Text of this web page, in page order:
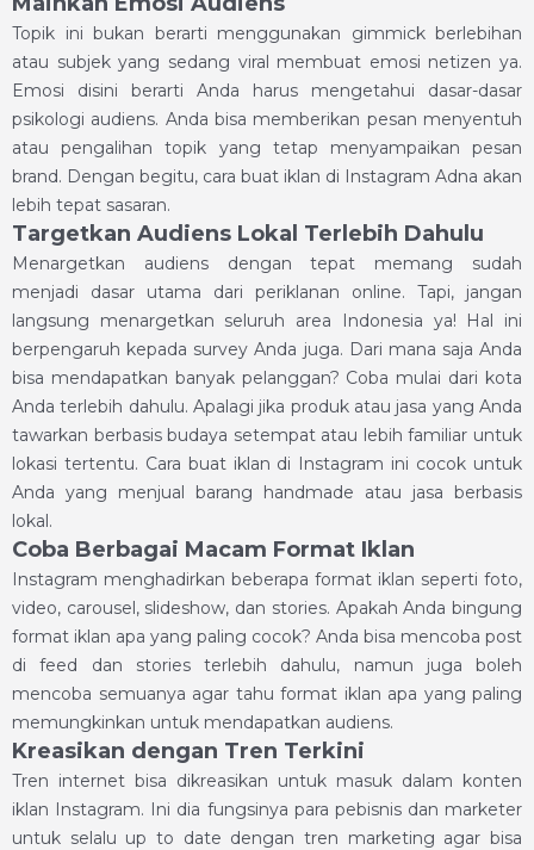
Topik ini bukan berarti menggunakan gimmick berlebihan
atau subjek yang sedang viral membuat emosi netizen ya.
Emosi disini berarti Anda harus mengetahui dasar-dasar
psikologi audiens. Anda bisa memberikan pesan menyentuh
atau pengalihan topik yang tetap menyampaikan pesan
brand. Dengan begitu, cara buat iklan di Instagram Adna akan
lebih tepat sasaran.
Targetkan Audiens Lokal Terlebih Dahulu
Menargetkan audiens dengan tepat memang sudah
menjadi dasar utama dari periklanan online. Tapi, jangan
langsung menargetkan seluruh area Indonesia ya! Hal ini
berpengaruh kepada survey Anda juga. Dari mana saja Anda
bisa mendapatkan banyak pelanggan? Coba mulai dari kota
Anda terlebih dahulu. Apalagi jika produk atau jasa yang Anda
tawarkan berbasis budaya setempat atau lebih familiar untuk
lokasi tertentu. Cara buat iklan di Instagram ini cocok untuk
Anda yang menjual barang handmade atau jasa berbasis
lokal.
Coba Berbagai Macam Format Iklan
Instagram menghadirkan beberapa format iklan seperti foto,
video, carousel, slideshow, dan stories. Apakah Anda bingung
format iklan apa yang paling cocok? Anda bisa mencoba post
di feed dan stories terlebih dahulu, namun juga boleh
mencoba semuanya agar tahu format iklan apa yang paling
memungkinkan untuk mendapatkan audiens.
Kreasikan dengan Tren Terkini
Tren internet bisa dikreasikan untuk masuk dalam konten
iklan Instagram. Ini dia fungsinya para pebisnis dan marketer
untuk selalu up to date dengan tren marketing agar bisa